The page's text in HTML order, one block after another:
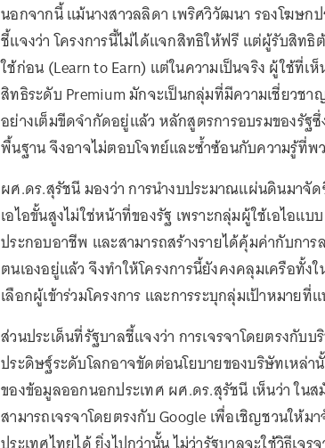
นอกจากนี้ แม้นางสาวลลิดา เพริศวิวัฒนา รองโฆษก
ชี้แจงว่า โครงการนี้ไม่ได้แจกสิทธิให้ฟรี แต่ผู้รับสิทธิ
ใช้ก่อน (Learn to Earn) แต่ในความเป็นจริง ผู้ใช้ที่
สิทธิระดับ Premium มักจะเป็นกลุ่มที่มีความเชี่ยวชา
อย่างเต็มขีดจำกัดอยู่แล้ว หลักสูตรการอบรมของรัฐซึ่
พื้นฐาน จึงอาจไม่ตอบโจทย์และซ้ำซ้อนกับความรู้ที่พ
ผศ.ดร.สุรัชนี มองว่า การนำงบประมาณแผ่นดินมาจั
เอไอขั้นสูงไม่ใช่หน้าที่ของรัฐ เพราะกลุ่มผู้ใช้เอไอแบ
ประกอบอาชีพ และสามารถสร้างรายได้คุ้มค่ากับกา
ตนเองอยู่แล้ว จึงทำให้โครงการนี้ยังคงคลุมเครือทั้ง
เลือกผู้เข้าร่วมโครงการ และการระบุกลุ่มเป้าหมายที่
ส่วนประเด็นที่รัฐบาลชี้แจงว่า การเจรจาโดยตรง
ประดิษฐ์ระดับโลกอาจขัดต่อนโยบายของบริษัทเหล่า
ของข้อมูลออกนอกประเทศ ผศ.ดร.สุรัชนี เห็นว่า ใน
สามารถเจรจาโดยตรงกับ Google เพื่อเชิญชวนให้ม